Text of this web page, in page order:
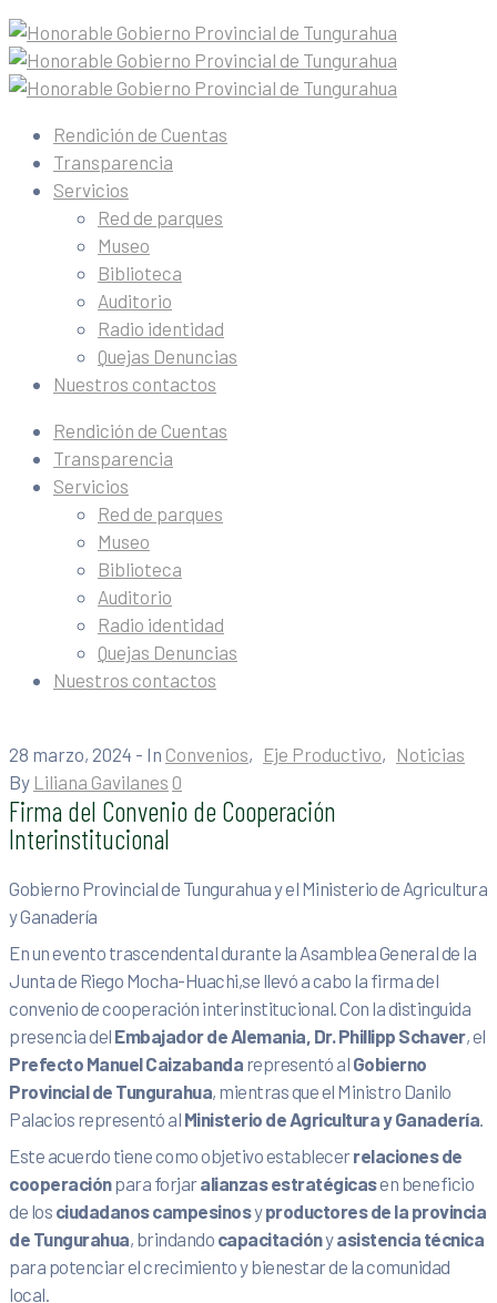
Rendición de Cuentas
Transparencia
Servicios
Red de parques
Museo
Biblioteca
Auditorio
Radio identidad
Quejas Denuncias
Nuestros contactos
Rendición de Cuentas
Transparencia
Servicios
Red de parques
Museo
Biblioteca
Auditorio
Radio identidad
Quejas Denuncias
Nuestros contactos
28 marzo, 2024 - In Convenios‚ Eje Productivo‚ Noticias
By Liliana Gavilanes 0
Firma del Convenio de Cooperación
Interinstitucional
Gobierno Provincial de Tungurahua y el Ministerio de Agricultura
y Ganadería
En un evento trascendental durante la Asamblea General de la
Junta de Riego Mocha-Huachi,se llevó a cabo la firma del
convenio de cooperación interinstitucional. Con la distinguida
presencia del Embajador de Alemania, Dr. Phillipp Schaver, el
Prefecto Manuel Caizabanda representó al Gobierno
Provincial de Tungurahua, mientras que el Ministro Danilo
Palacios representó al Ministerio de Agricultura y Ganadería.
Este acuerdo tiene como objetivo establecerrelaciones de
cooperaciónpara forjaralianzas estratégicasen beneficio
de los ciudadanos campesinosyproductores de la provincia
de Tungurahua, brindando capacitaciónyasistencia técnica
para potenciar el crecimiento y bienestar de la comunidad
local.